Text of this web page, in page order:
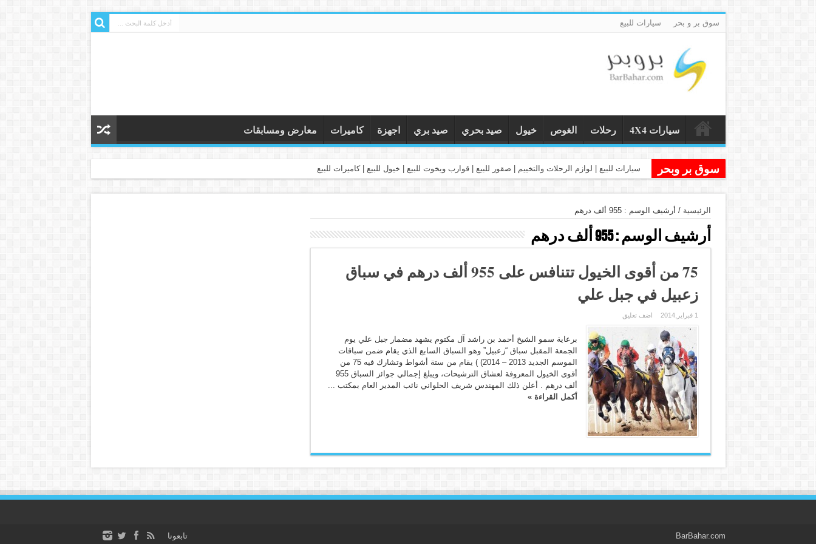
سوق بر و بحر سيارات للبيع
سيارات 4X4 رحلات الغوص خيول صيد بحري صيد بري اجهزة كاميرات معارض ومسابقات
سوق بر وبحر سيارات للبيع | لوازم الرحلات والتخييم | صقور للبيع | قوارب ويخوت للبيع | خيول للبيع | كاميرات للبيع
الرئيسية / أرشيف الوسم : 955 ألف درهم
أرشيف الوسم :955 ألف درهم
75 من أقوى الخيول تتنافس على 955 ألف درهم في سباق
زعبيل في جبل علي
1 فبراير,2014 اضف تعليق
برعاية سمو الشيخ أحمد بن راشد آل مكتوم يشهد مضمار جبل علي يوم
الجمعة المقبل سباق “زعبيل” وهو السباق السابع الذي يقام ضمن سباقات
الموسم الجديد 2013 – 2014) ) يقام من ستة أشواط وتشارك فيه 75 من
أقوى الخيول المعروفة لعشاق الترشيحات، ويبلغ إجمالي جوائز السباق 955
ألف درهم . أعلن ذلك المهندس شريف الحلواني نائب المدير العام بمكتب ...
أكمل القراءة »
BarBahar.com تابعونا